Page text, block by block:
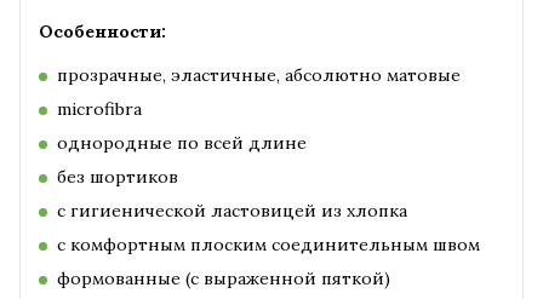
Особенности:
прозрачные, эластичные, абсолютно матовые
microfibra
однородные по всей длине
без шортиков
с гигиенической ластовицей из хлопка
с комфортным плоским соединительным швом
формованные (с выраженной пяткой)